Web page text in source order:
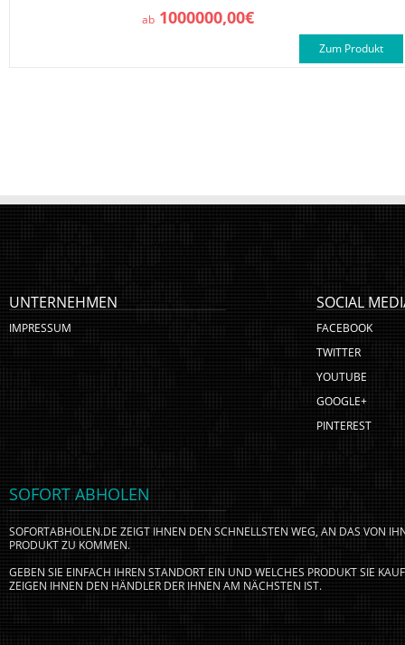
ab 1000000,00€
Zum Produkt
UNTERNEHMEN
IMPRESSUM
SOCIAL
FACEBOOK
TWITTER
YOUTUBE
GOOGLE+
PINTEREST
SOFORT ABHOLEN
SOFORTABHOLEN.DE ZEIGT IHNEN DEN SCHNELLSTEN WEG, AN DAS VON
PRODUKT ZU KOMMEN.
GEBEN SIE EINFACH IHREN STANDORT EIN UND WELCHES PRODUKT SIE
ZEIGEN IHNEN DEN HÄNDLER DER IHNEN AM NÄCHSTEN IST.